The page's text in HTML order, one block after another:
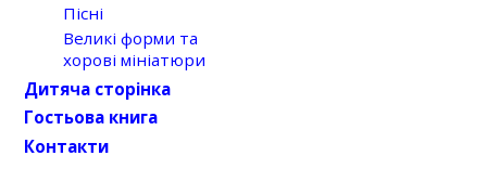
Пісні
Великі форми та
хорові мініатюри
Дитяча сторінка
Гостьова книга
Контакти